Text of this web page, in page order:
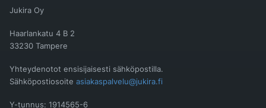
Jukira Oy
Haarlankatu 4 B 2
33230 Tampere
Yhteydenotot ensisijaisesti sähköpostilla.
Sähköpostiosoite asiakaspalvelu@jukira.fi
Y-tunnus: 1914565-6